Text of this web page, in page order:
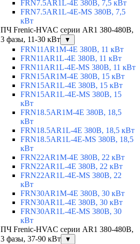
FRN7.5AR1L-4E 380В, 7,5 кВт
FRN7.5AR1L-4E-MS 380В, 7,5
кВт
ПЧ Frenic-HVAC серии AR1 380-480В,
3 фазы, 11-30 кВт
▼
FRN11AR1M-4E 380В, 11 кВт
FRN11AR1L-4E 380В, 11 кВт
FRN11AR1L-4E-MS 380В, 11 кВт
FRN15AR1M-4E 380В, 15 кВт
FRN15AR1L-4E 380В, 15 кВт
FRN15AR1L-4E-MS 380В, 15
кВт
FRN18.5AR1M-4E 380В, 18,5
кВт
FRN18.5AR1L-4E 380В, 18,5 кВт
FRN18.5AR1L-4E-MS 380В, 18,5
кВт
FRN22AR1M-4E 380В, 22 кВт
FRN22AR1L-4E 380В, 22 кВт
FRN22AR1L-4E-MS 380В, 22
кВт
FRN30AR1M-4E 380В, 30 кВт
FRN30AR1L-4E 380В, 30 кВт
FRN30AR1L-4E-MS 380В, 30
кВт
ПЧ Frenic-HVAC серии AR1 380-480В,
3 фазы, 37-90 кВт
▼